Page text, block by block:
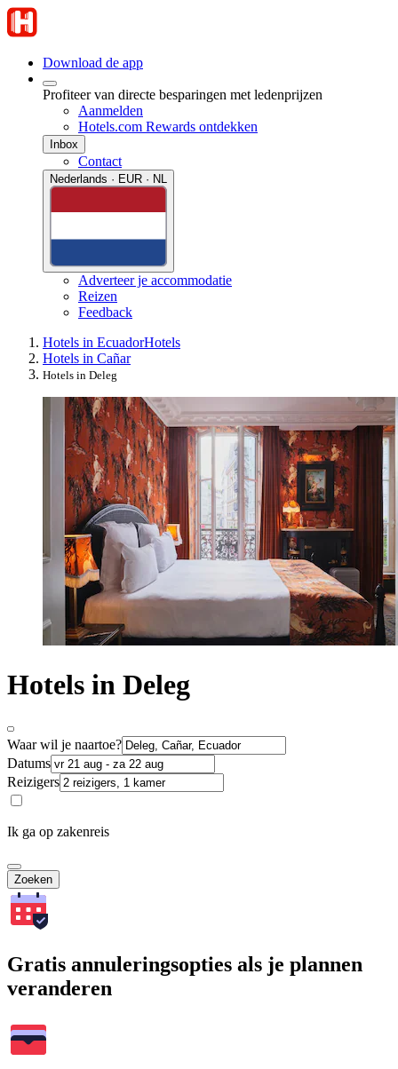
Download de app
Profiteer van directe besparingen met ledenprijzen
Aanmelden
Hotels.com Rewards ontdekken
Inbox
Contact
Nederlands · EUR · NL
Adverteer je accommodatie
Reizen
Feedback
Hotels in EcuadorHotels
Hotels in Cañar
Hotels in Deleg
Hotels in Deleg
Waar wil je naartoe?
Datums
Reizigers
Ik ga op zakenreis
Zoeken
Gratis annuleringsopties als je plannen
veranderen